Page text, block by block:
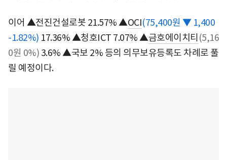
이어 ▲전진건설로봇 21.57% ▲OCI(75,400원 ▼ 1,400
-1.82%) 17.36% ▲청호ICT 7.07% ▲금호에이치티 (5,16
0원 0%) 3.6% ▲국보 2% 등의 의무보유등록도 차례로 풀
릴 예정이다.